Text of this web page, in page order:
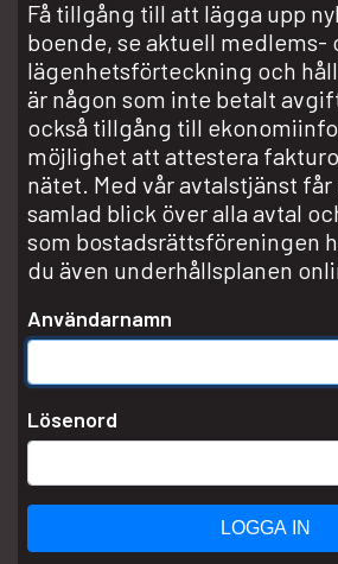
Få tillgång till att lägga upp
boende, se aktuell medlems-
lägenhetsförteckning och
är någon som inte betalt
också tillgång till
möjlighet att attestera
nätet. Med vår avtalstjänst får
samlad blick över alla avtal
som bostadsrättsföreningen
du även underhållsplanen
Användarnamn
Lösenord
LOGGA IN